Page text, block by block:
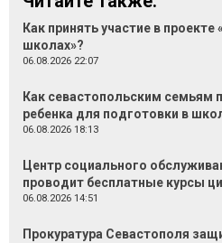
Как принять участие в
школах»?
06.08.2026 22:07
Как севастопольским семьям
ребенка для подготовки в
06.08.2026 18:13
Центр социального
проводит бесплатные курсы
06.08.2026 14:51
Прокуратура Севастополя